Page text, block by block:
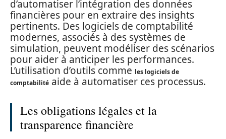
d’automatiser l’intégration des données
financières pour en extraire des insights
pertinents. Des logiciels de comptabilité
modernes, associés à des systèmes de
simulation, peuvent modéliser des scénarios
pour aider à anticiper les performances.
L’utilisation d’outils comme les logiciels de
comptabilité aide à automatiser ces processus.
Les obligations légales et la
transparence financière